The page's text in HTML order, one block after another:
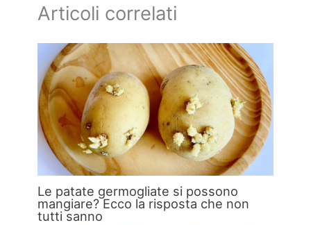
Articoli correlati
Le patate germogliate si possono
mangiare? Ecco la risposta che non
tutti sanno